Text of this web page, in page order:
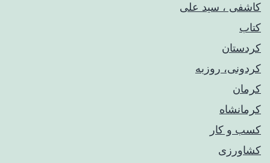
کاشفی ، سید علی
کتاب
کردستان
کردونی، روزبه
کرمان
کرمانشاه
کسب و کار
کشاورزی